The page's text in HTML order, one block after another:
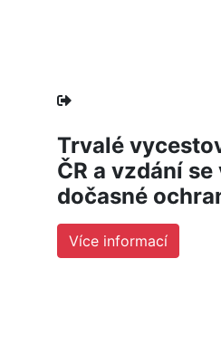
Trvalé
ČR a vzdání se
dočasné
Více informací